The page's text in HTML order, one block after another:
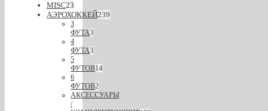
MISC23
АЭРОХОККЕЙ239
3
ФУТА3
4
ФУТА3
5
ФУТОВ14
6
ФУТОВ2
АКСЕССУАРЫ
/